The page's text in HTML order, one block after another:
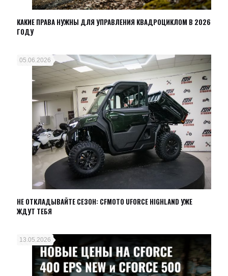
КАКИЕ ПРАВА НУЖНЫ ДЛЯ УПРАВЛЕНИЯ КВАДРОЦИКЛОМ В 2026
ГОДУ
05.06.2026
НЕ ОТКЛАДЫВАЙТЕ СЕЗОН: CFMOTO UFORCE HIGHLAND УЖЕ
ЖДУТ ТЕБЯ
13.05.2026